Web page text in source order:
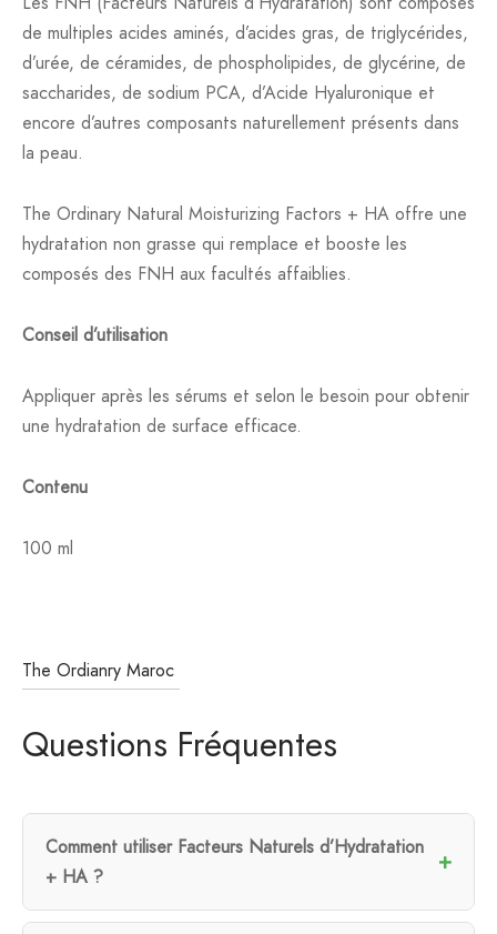
de multiples acides aminés, d’acides gras, de triglycérides,
d’urée, de céramides, de phospholipides, de glycérine, de
saccharides, de sodium PCA, d’Acide Hyaluronique et
encore d’autres composants naturellement présents dans
la peau.
The Ordinary Natural Moisturizing Factors + HA offre une
hydratation non grasse qui remplace et booste les
composés des FNH aux facultés affaiblies.
Conseil d’utilisation
Appliquer après les sérums et selon le besoin pour obtenir
une hydratation de surface efficace.
Contenu
100 ml
The Ordianry Maroc
Questions Fréquentes
Comment utiliser Facteurs Naturels d’Hydratation
+ HA ?